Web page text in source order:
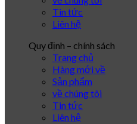
Tin tức
Liên hệ
Quy định – chính sách
Trang chủ
Hàng mới về
Sản phẩm
về chúng tôi
Tin tức
Liên hệ